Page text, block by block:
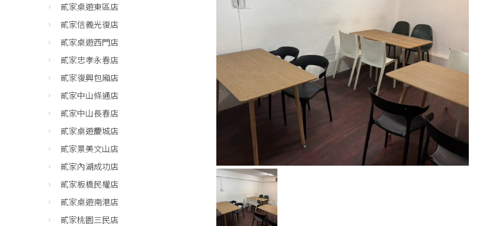
貳家桌遊東區店
貳家信義光復店
貳家桌遊西門店
貳家忠孝永春店
貳家復興包廂店
貳家中山條通店
貳家中山長春店
貳家桌遊慶城店
貳家景美文山店
貳家內湖成功店
貳家板橋民權店
貳家桌遊南港店
貳家桃園三民店